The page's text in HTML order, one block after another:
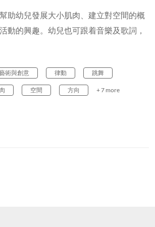
助幼兒發展大小肌肉、建立對空間的概
動的興趣。幼兒也可跟着音樂及歌詞，
術與創意 律動 跳舞
空間 方向 + 7 more